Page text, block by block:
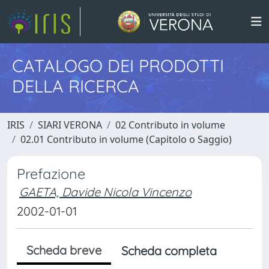
CATALOGO DEI PRODOTTI
DELLA RICERCA
IRIS SIARI VERONA
02 Contributo in volume
02.01 Contributo in volume (Capitolo o Saggio)
Prefazione
GAETA, Davide Nicola Vincenzo
2002-01-01
Scheda breve Scheda completa